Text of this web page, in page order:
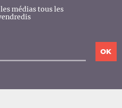
médias tous les